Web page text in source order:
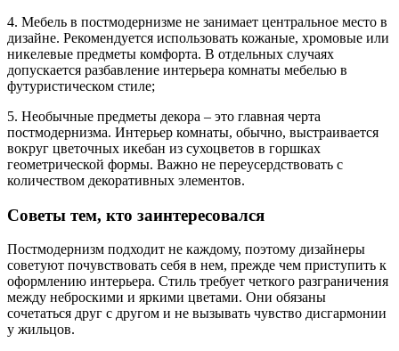
4. Мебель в постмодернизме не занимает центральное место в
дизайне. Рекомендуется использовать кожаные, хромовые или
никелевые предметы комфорта. В отдельных случаях
допускается разбавление интерьера комнаты мебелью в
футуристическом стиле;
5. Необычные предметы декора – это главная черта
постмодернизма. Интерьер комнаты, обычно, выстраивается
вокруг цветочных икебан из сухоцветов в горшках
геометрической формы. Важно не переусердствовать с
количеством декоративных элементов.
Советы тем, кто заинтересовался
Постмодернизм подходит не каждому, поэтому дизайнеры
советуют почувствовать себя в нем, прежде чем приступить к
оформлению интерьера. Стиль требует четкого разграничения
между неброскими и яркими цветами. Они обязаны
сочетаться друг с другом и не вызывать чувство дисгармонии
у жильцов.